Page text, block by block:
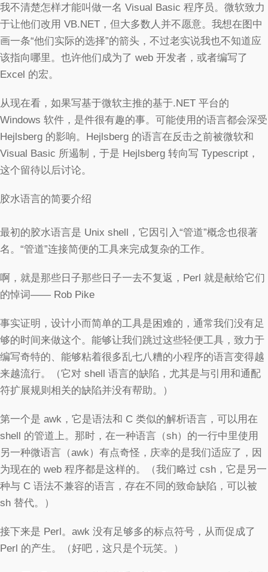
我不清楚怎样才能叫做一名 Visual Basic 程序员。微软致力
于让他们改用 VB.NET，但大多数人并不愿意。我想在图中
画一条“他们实际的选择”的箭头，不过老实说我也不知道应
该指向哪里。也许他们成为了 web 开发者，或者编写了
Excel 的宏。
从现在看，如果写基于微软主推的基于.NET 平台的
Windows 软件，是件很有趣的事。可能使用的语言都会深受
Hejlsberg 的影响。Hejlsberg 的语言在反击之前被微软和
Visual Basic 所遏制，于是 Hejlsberg 转向写 Typescript，
这个留待以后讨论。
胶水语言的简要介绍
最初的胶水语言是 Unix shell，它因引入“管道”概念也很著
名。“管道”连接简便的工具来完成复杂的工作。
啊，就是那些日子那些日子一去不复返，Perl 就是献给它们
的悼词—— Rob Pike
事实证明，设计小而简单的工具是困难的，通常我们没有足
够的时间来做这个。能够让我们跳过这些轻便工具，致力于
编写奇特的、能够粘着很多乱七八糟的小程序的语言变得越
来越流行。（它对 shell 语言的缺陷，尤其是与引用和通配
符扩展规则相关的缺陷并没有帮助。）
第一个是 awk，它是语法和 C 类似的解析语言，可以用在
shell 的管道上。那时，在一种语言（sh）的一行中里使用
另一种微语言（awk）有点奇怪，庆幸的是我们适应了，因
为现在的 web 程序都是这样的。（我们略过 csh，它是另一
种与 C 语法不兼容的语言，存在不同的致命缺陷，可以被
sh 替代。）
接下来是 Perl。awk 没有足够多的标点符号，从而促成了
Perl 的产生。（好吧，这只是个玩笑。）